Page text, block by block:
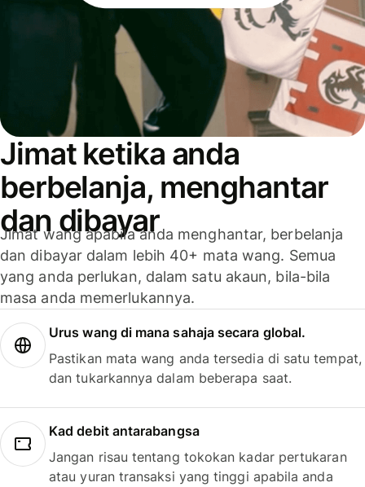
Jimat ketika anda
berbelanja, menghantar
dan dibayar
Jimat wang apabila anda menghantar, berbelanja
dan dibayar dalam lebih 40+ mata wang. Semua
yang anda perlukan, dalam satu akaun, bila-bila
masa anda memerlukannya.
Urus wang di mana sahaja secara global.
Pastikan mata wang anda tersedia di satu tempat,
dan tukarkannya dalam beberapa saat.
Kad debit antarabangsa
Jangan risau tentang tokokan kadar pertukaran
atau yuran transaksi yang tinggi apabila anda